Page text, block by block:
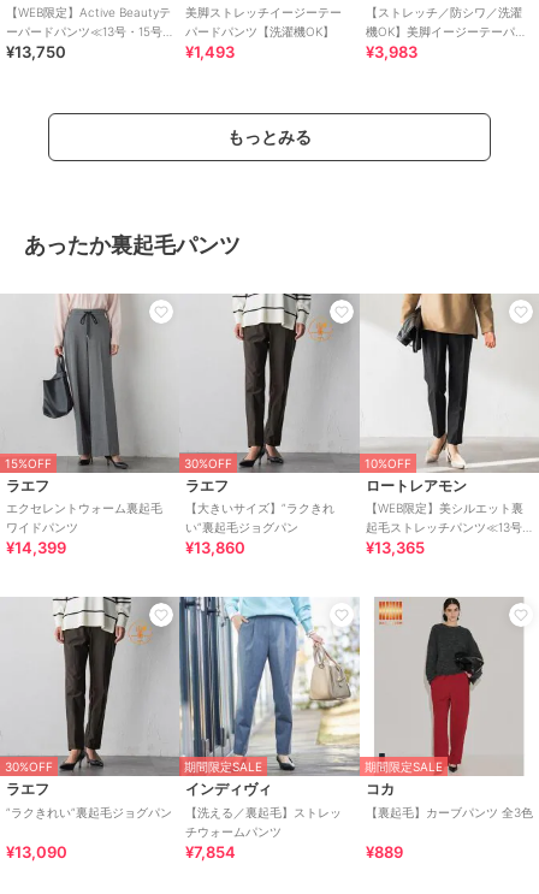
【WEB限定】Active Beautyテ
ーパードパンツ≪13号・15号
あり/洗濯機で洗える≫
¥13,750
美脚ストレッチイージーテー
パードパンツ【洗濯機OK】
¥1,493
【ストレッチ／防シワ／洗濯
機OK】美脚イージーテーパー
ドパンツ《SS～LL／5col／セ
¥3,983
もっとみる
あったか裏起毛パンツ
15%OFF
ラエフ
エクセレントウォーム裏起毛
ワイドパンツ
¥14,399
30%OFF
ラエフ
【大きいサイズ】”ラクきれ
い”裏起毛ジョグパン
¥13,860
10%OFF
ロートレアモン
【WEB限定】美シルエット裏
起毛ストレッチパンツ≪13号
あり/毛玉防止≫
¥13,365
30%OFF
ラエフ
”ラクきれい”裏起毛ジョグパン
¥13,090
期間限定SALE
インディヴィ
【洗える／裏起毛】ストレッ
チウォームパンツ
¥7,854
期間限定SALE
コカ
【裏起毛】カーブパンツ 全3色
¥889